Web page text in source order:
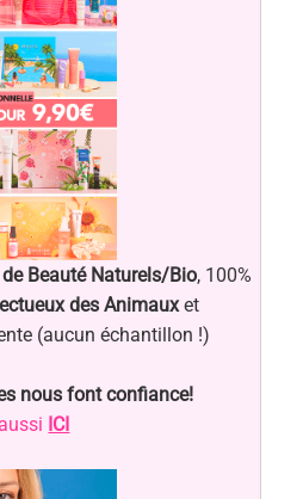
Beauté Naturels/Bio, 100%
des Animauxet
(aucun échantillon !)
nous font confiance!
ICI